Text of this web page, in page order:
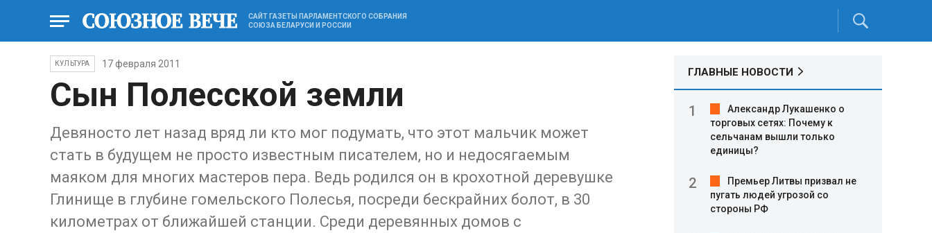
САЙТ ГАЗЕТЫ ПАРЛАМЕНТСКОГО СОБРАНИЯ
СОЮЗА БЕЛАРУСИ И РОССИИ
КУЛЬТУРА 17 февраля 2011
Сын Полесской земли
Девяносто лет назад вряд ли кто мог подумать, что этот мальчик может
стать в будущем не просто известным писателем, но и недосягаемым
маяком для многих мастеров пера. Ведь родился он в крохотной деревушке
Глинище в глубине гомельского Полесья, посреди бескрайних болот, в 30
километрах от ближайшей станции. Среди деревянных домов с
ГЛАВНЫЕ НОВОСТИ
Александр Лукашенко о
торговых сетях: Почему к
сельчанам вышли только
единицы?
Премьер Литвы призвал не
пугать людей угрозой со
стороны РФ